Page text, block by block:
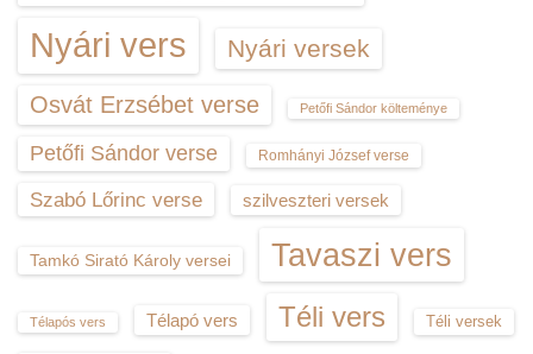
Nyári vers Nyári versek
Osvát Erzsébet verse Petőfi Sándor költeménye
Petőfi Sándor verse Romhányi József verse
Szabó Lőrinc verse szilveszteri versek
Tamkó Sirató Károly versei Tavaszi vers
Télapós vers Télapó vers Téli vers Téli versek